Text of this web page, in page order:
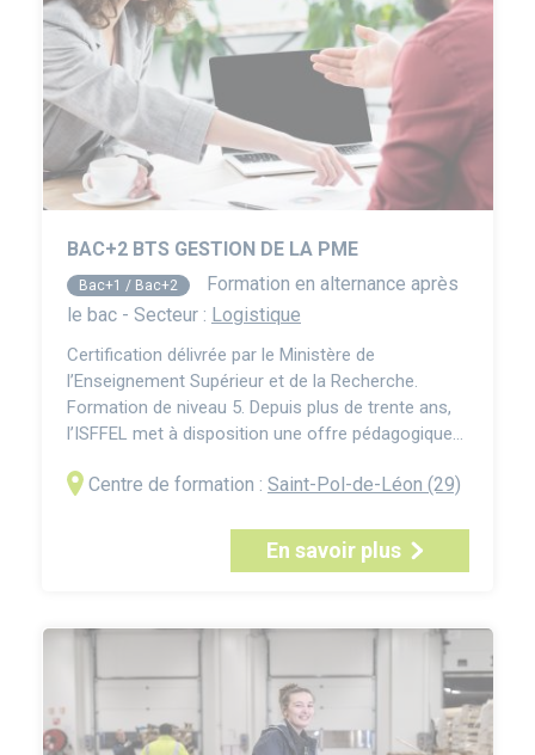
BAC+2 BTS GESTION DE LA PME
Bac+1 / Bac+2
Formation en alternance après
le bac - Secteur : Logistique
Certification délivrée par le Ministère de
l’Enseignement Supérieur et de la Recherche.
Formation de niveau 5. Depuis plus de trente ans,
l’ISFFEL met à disposition une offre pédagogique
classés niveau 5 – BTS et titres pro – et
Centre de formation : Saint-Pol-de-Léon (29)
En savoir plus